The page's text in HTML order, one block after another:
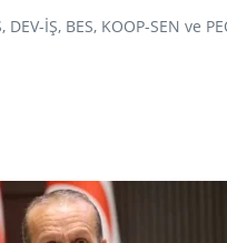
İŞ, BES, KOOP-SEN ve